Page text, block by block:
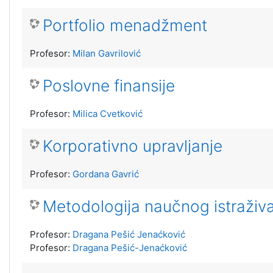
Portfolio menadžment
Profesor: Milan Gavrilović
Poslovne finansije
Profesor: Milica Cvetković
Korporativno upravljanje
Profesor: Gordana Gavrić
Metodologija naučnog
Profesor: Dragana Pešić Jenaćković
Profesor: Dragana Pešić-Jenaćković